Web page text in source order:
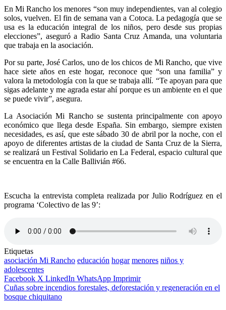
En Mi Rancho los menores “son muy independientes, van al colegio
solos, vuelven. El fin de semana van a Cotoca. La pedagogía que se
usa es la educación integral de los niños, pero desde sus propias
elecciones”, aseguró a Radio Santa Cruz Amanda, una voluntaria
que trabaja en la asociación.
Por su parte, José Carlos, uno de los chicos de Mi Rancho, que vive
hace siete años en este hogar, reconoce que “son una familia” y
valora la metodología con la que se trabaja allí. “Te apoyan para que
sigas adelante y me agrada estar ahí porque es un ambiente en el que
se puede vivir”, asegura.
La Asociación Mi Rancho se sustenta principalmente con apoyo
económico que llega desde España. Sin embargo, siempre existen
necesidades, es así, que este sábado 30 de abril por la noche, con el
apoyo de diferentes artistas de la ciudad de Santa Cruz de la Sierra,
se realizará un Festival Solidario en La Federal, espacio cultural que
se encuentra en la Calle Ballivián #66.
Escucha la entrevista completa realizada por Julio Rodríguez en el
programa ‘Colectivo de las 9’:
Etiquetas
asociación Mi Rancho educación hogar menores niños y
adolescentes
Facebook X LinkedIn WhatsApp Imprimir
Cuñas sobre incendios forestales, deforestación y regeneración en el
bosque chiquitano